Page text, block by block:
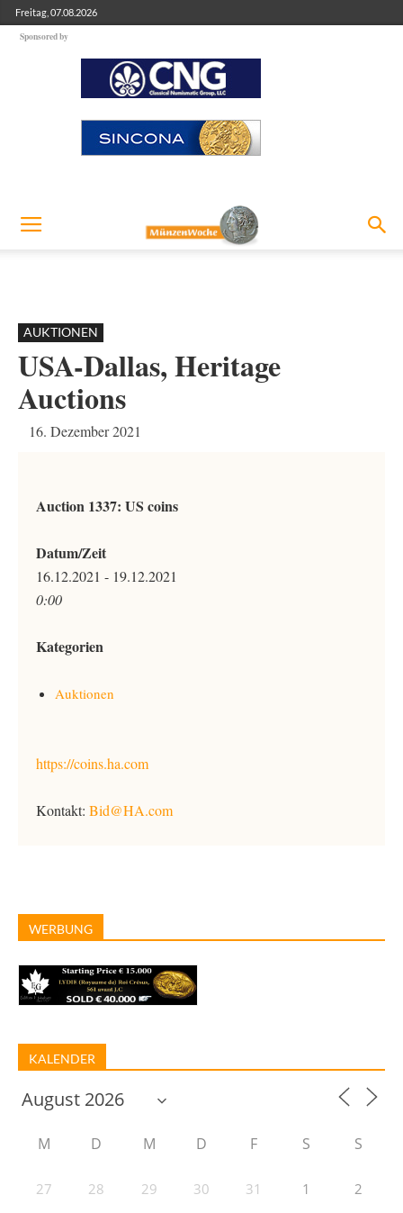
Freitag, 07.08.2026
Sponsored by
AUKTIONEN
USA-Dallas, Heritage
Auctions
16. Dezember 2021
Auction 1337: US coins
Datum/Zeit
16.12.2021 - 19.12.2021
0:00
Kategorien
Auktionen
https://coins.ha.com
Kontakt: Bid@HA.com
WERBUNG
KALENDER
M D M D F S S
27 28 29 30 31 1 2